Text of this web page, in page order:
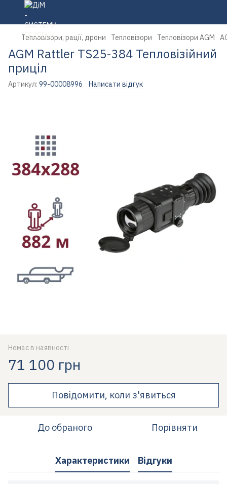
Тепловізори, рації, дрони Тепловізори Тепловізори AGM
AGM Rattler TS25-384 Тепловізійний
приціл
Артикул: 99-00008996 Написати відгук
Немає в наявності
71 100 грн
Повідомити, коли з'явиться
До обраного Порівняти
Характеристики Відгуки